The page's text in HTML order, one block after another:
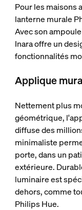
Pour les maisons
lanterne murale
Avec son
Inara offre un
fonctionnalités
Applique
Nettement plus
géométrique,
diffuse des
minimaliste
porte, dans un
extérieure.
luminaire est
dehors, comme
Philips Hue.